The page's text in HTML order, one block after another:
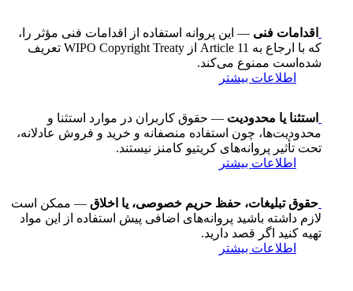
اقدامات فنی — این پروانه استفاده از اقدامات فنی مؤثر را،
که با ارجاع به Article 11 از WIPO Copyright Treaty تعریف
شده‌است ممنوع می‌کند.
اطلاعات بیشتر
استثنا یا محدودیت — حقوق کاربران در موارد استثنا و
محدودیت‌ها، چون استفاده منصفانه و خرید و فروش عادلانه،
تحت تأثیر پروانه‌های کریتیو کامنز نیستند.
اطلاعات بیشتر
حقوق تبلیغات، حفظ حریم خصوصی، یا اخلاق — ممکن است
لازم داشته باشید پروانه‌های اضافی پیش استفاده از این مواد
تهیه کنید اگر قصد دارید.
اطلاعات بیشتر